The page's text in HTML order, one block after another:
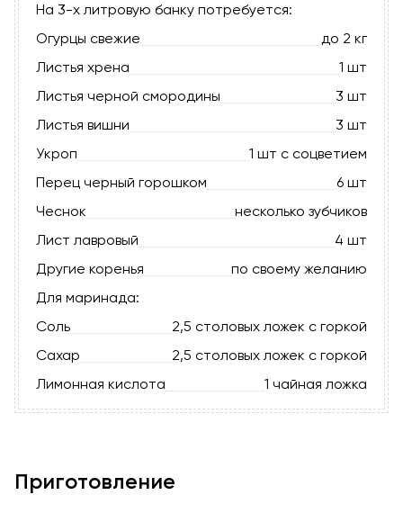
На 3-х литровую банку потребуется:
Огурцы свежие
до 2 кг
Листья хрена
1 шт
Листья черной смородины
3 шт
Листья вишни
3 шт
Укроп
1 шт с соцветием
Перец черный горошком
6 шт
Чеснок
несколько зубчиков
Лист лавровый
4 шт
Другие коренья
по своему желанию
Для маринада:
Соль
2,5 столовых ложек с горкой
Сахар
2,5 столовых ложек с горкой
Лимонная кислота
1 чайная ложка
Приготовление